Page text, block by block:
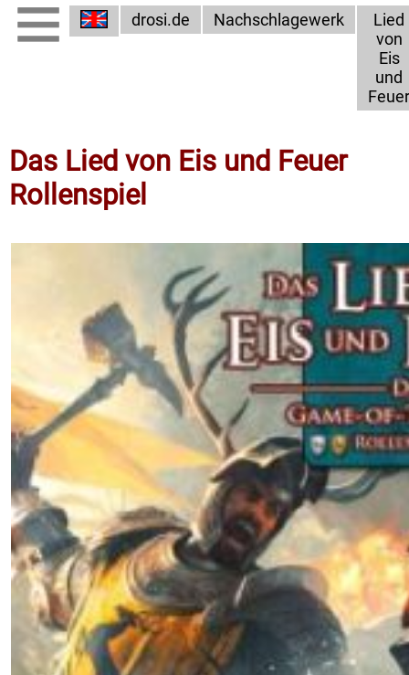
drosi.de Nachschlagewerk
Lied
von
Eis
und
Feuer
Das Lied von Eis und Feuer
Rollenspiel